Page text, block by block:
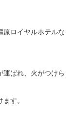
原ロイヤルホテルな
運ばれ、火がつけら
す。